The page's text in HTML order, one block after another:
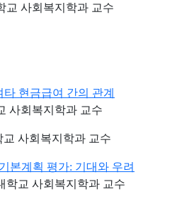
사회복지학과 교수
현금급여 간의 관계
회복지학과 교수
사회복지학과 교수
본계획 평가: 기대와 우려
교 사회복지학과 교수